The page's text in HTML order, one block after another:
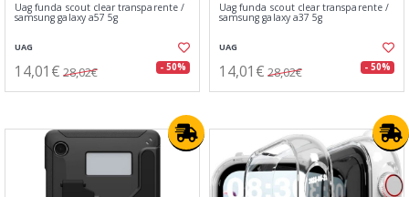
Uag funda scout clear transparente /
samsung galaxy a57 5g
UAG
14,01€ 28,02€ - 50%
Uag funda scout clear transparente /
samsung galaxy a37 5g
UAG
14,01€ 28,02€ - 50%